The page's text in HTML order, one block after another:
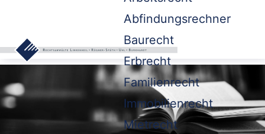
Abfindungsrechner
Baurecht
Erbrecht
Familienrecht
Immobilienrecht
Mietrecht